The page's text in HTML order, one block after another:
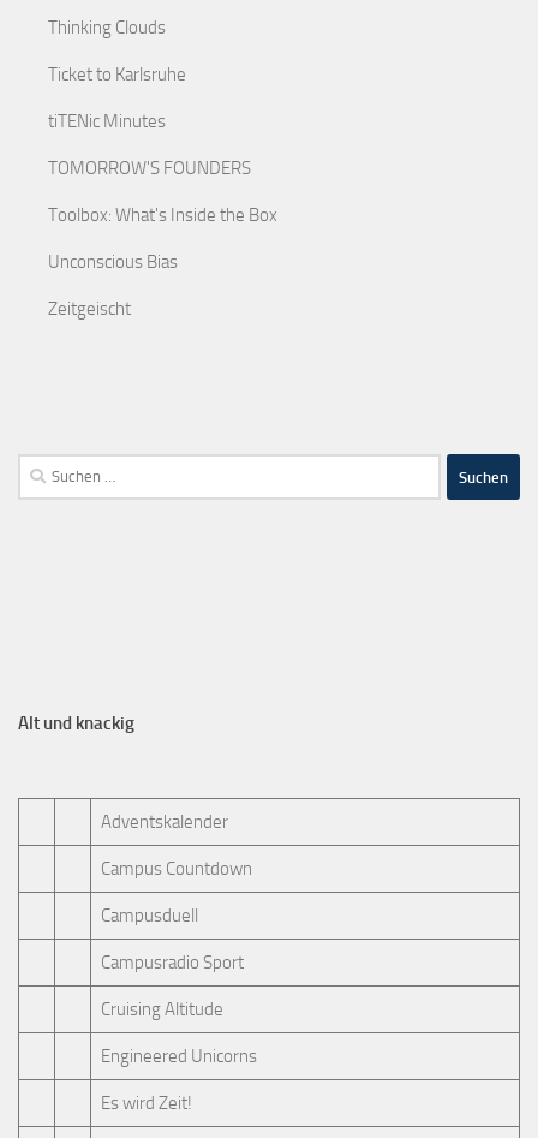
Thinking Clouds
Ticket to Karlsruhe
tiTENic Minutes
TOMORROW'S FOUNDERS
Toolbox: What's Inside the Box
Unconscious Bias
Zeitgeischt
Alt und knackig
Adventskalender
Campus Countdown
Campusduell
Campusradio Sport
Cruising Altitude
Engineered Unicorns
Es wird Zeit!